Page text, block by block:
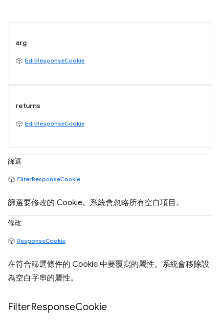
arg
EditResponseCookie
returns
EditResponseCookie
篩選
FilterResponseCookie
篩選要修改的 Cookie。系統會忽略所有空白項目。
修改
ResponseCookie
在符合篩選條件的 Cookie 中要覆寫的屬性。系統會移除設
為空白字串的屬性。
FilterResponseCookie